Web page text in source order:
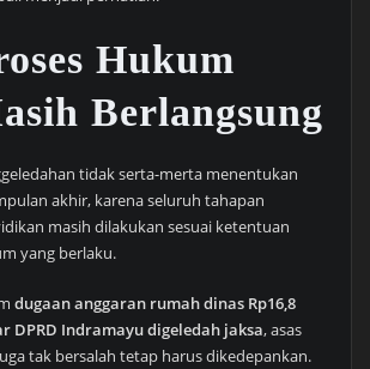
Hukum
Berlangsung
tidak serta-merta menentukan
akhir, karena seluruh tahapan
masih dilakukan sesuai ketentuan
yang berlaku.
dugaan anggaran rumah dinas Rp16,8
DPRD Indramayu digeledah jaksa, asas
tak bersalah tetap harus dikedepankan.